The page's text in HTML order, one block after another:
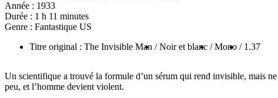
Année : 1933
Durée : 1 h 11 minutes
Genre : Fantastique US
Titre original : The Invisible Man / Noir et blanc / Mono / 1.37
Un scientifique a trouvé la formule d’un sérum qui rend invisible, mais
peu, et l’homme devient violent.